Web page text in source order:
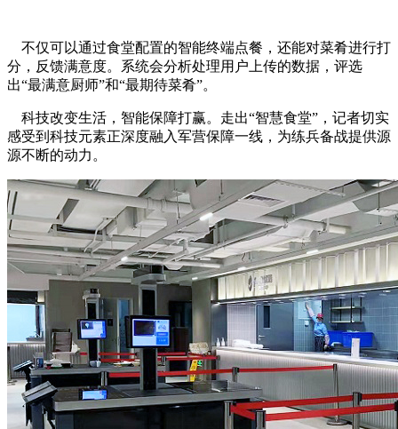
不仅可以通过食堂配置的智能终端点餐，还能对菜肴进行打
分，反馈满意度。系统会分析处理用户上传的数据，评选
出“最满意厨师”和“最期待菜肴”。
科技改变生活，智能保障打赢。走出“智慧食堂”，记者切实
感受到科技元素正深度融入军营保障一线，为练兵备战提供源
源不断的动力。